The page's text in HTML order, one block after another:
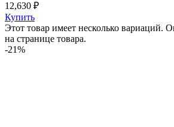
12,630 ₽
Купить
Этот товар имеет несколько вариаций.
на странице товара.
-21%